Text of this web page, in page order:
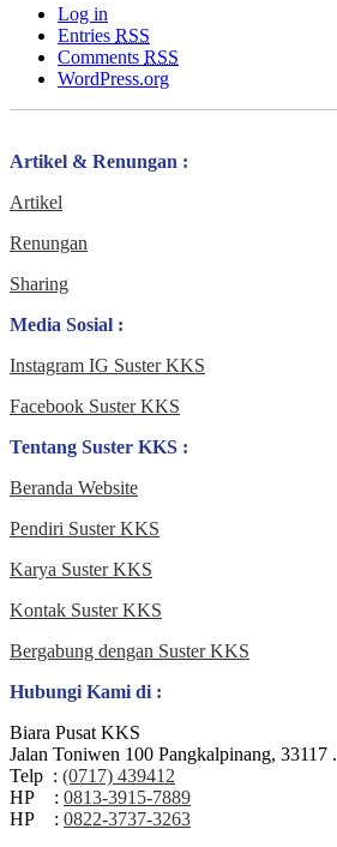
Log in
Entries RSS
Comments RSS
WordPress.org
Artikel & Renungan :
Artikel
Renungan
Sharing
Media Sosial :
Instagram IG Suster KKS
Facebook Suster KKS
Tentang Suster KKS :
Beranda Website
Pendiri Suster KKS
Karya Suster KKS
Kontak Suster KKS
Bergabung dengan Suster KKS
Hubungi Kami di :
Biara Pusat KKS
Jalan Toniwen 100 Pangkalpinang, 33117 .
Telp : (0717) 439412
HP : 0813-3915-7889
HP : 0822-3737-3263